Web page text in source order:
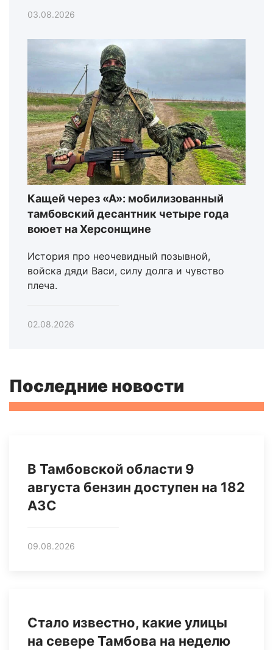
03.08.2026
Кащей через «А»: мобилизованный
тамбовский десантник четыре года
воюет на Херсонщине
История про неочевидный позывной,
войска дяди Васи, силу долга и чувство
плеча.
02.08.2026
Последние новости
В Тамбовской области 9
августа бензин доступен на 182
АЗС
09.08.2026
Стало известно, какие улицы
на севере Тамбова на неделю